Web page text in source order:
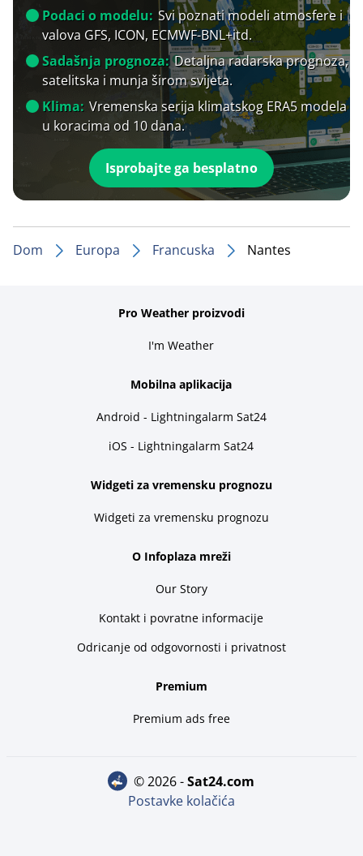
Podaci o modelu: Svi poznati modeli atmosfere i
valova GFS, ICON, ECMWF-BNL+itd.
Sadašnja prognoza: Detaljna radarska prognoza,
satelitska i munja širom svijeta.
Klima: Vremenska serija klimatskog ERA5 modela
u koracima od 10 dana.
Isprobajte ga besplatno
Dom Europa Francuska Nantes
Pro Weather proizvodi
I'm Weather
Mobilna aplikacija
Android - Lightningalarm Sat24
iOS - Lightningalarm Sat24
Widgeti za vremensku prognozu
Widgeti za vremensku prognozu
O Infoplaza mreži
Our Story
Kontakt i povratne informacije
Odricanje od odgovornosti i privatnost
Premium
Premium ads free
© 2026 - sat24.com
Postavke kolačića